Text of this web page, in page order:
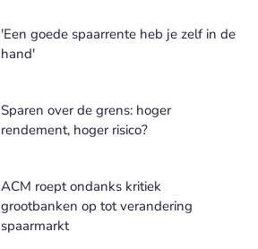
'Een goede spaarrente heb je zelf in de
hand'
Sparen over de grens: hoger
rendement, hoger risico?
ACM roept ondanks kritiek
grootbanken op tot verandering
spaarmarkt